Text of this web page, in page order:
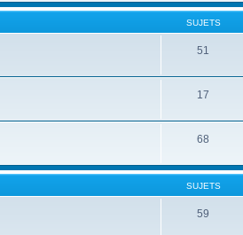
SUJETS
51
17
68
SUJETS
59